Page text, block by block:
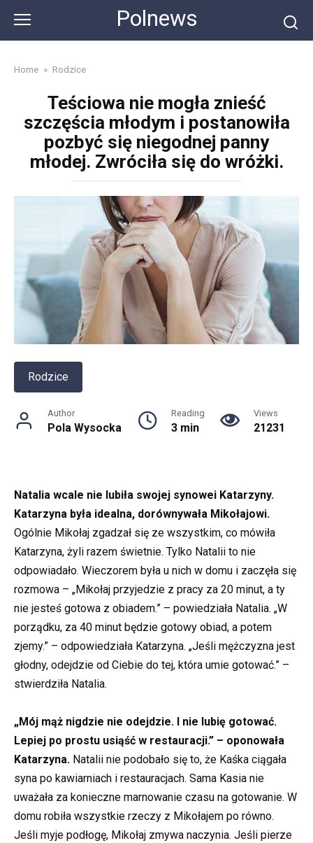
content
Polnews
Home » Rodzice
Teściowa nie mogła znieść
szczęścia młodym i postanowiła
pozbyć się niegodnej panny
młodej. Zwróciła się do wróżki.
Rodzice
Author
Pola Wysocka
Reading
3 min
Views
21231
Natalia wcale nie lubiła swojej synowei Katarzyny.
Katarzyna była idealna, dorównywała Mikołajowi.
Ogólnie Mikołaj zgadzał się ze wszystkim, co mówiła
Katarzyna, żyli razem świetnie. Tylko Natalii to nie
odpowiadało. Wieczorem była u nich w domu i zaczęła się
rozmowa – „Mikołaj przyjedzie z pracy za 20 minut, a ty
nie jesteś gotowa z obiadem.” – powiedziała Natalia. „W
porządku, za 40 minut będzie gotowy obiad, a potem
zjemy.” – odpowiedziała Katarzyna. „Jeśli mężczyzna jest
głodny, odejdzie od Ciebie do tej, która umie gotować.” –
stwierdziła Natalia.
„Mój mąż nigdzie nie odejdzie. I nie lubię gotować.
Lepiej po prostu usiąść w restauracji.” – oponowała
Katarzyna. Natalii nie podobało się to, że Kaśka ciągała
syna po kawiarniach i restauracjach. Sama Kasia nie
uważała za konieczne marnowanie czasu na gotowanie. W
domu robiła wszystkie rzeczy z Mikołajem po równo.
Jeśli myje podłogę, Mikołaj zmywa naczynia. Jeśli pierze